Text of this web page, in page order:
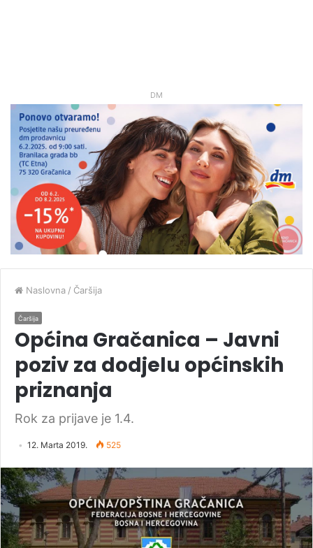
DM
Naslovna / Čaršija
Čaršija
Općina Gračanica – Javni
poziv za dodjelu općinskih
priznanja
Rok za prijave je 1.4.
12. Marta 2019. 525